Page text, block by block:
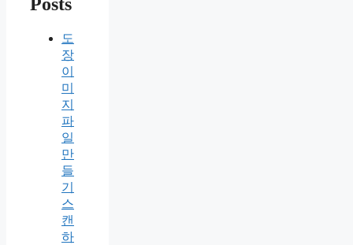
도
장
이
미
지
파
일
만
들
기
스
캔
하